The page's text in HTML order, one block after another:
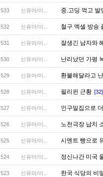
533 신유머/이.. 중.고딩 꺽고
532 신유머/이.. 철구 엑셀 방송
531 신유머/이.. 잘생긴 남자와
530 신유머/이.. 난리났던 가평
529 신유머/이.. 환불해달라고
528 신유머/이.. 필리핀 근황 [32]
527 신유머/이.. 인구밀집으로
526 신유머/이.. 노천극장 납치
525 신유머/이.. 시멘트 빵으로
524 신유머/이.. 정신나간 미국
523 신유머/이.. 한국 식당의 비